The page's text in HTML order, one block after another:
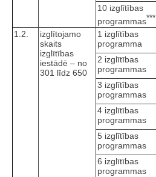
10 izglītības
programmas***
1.2.
izglītojamo
skaits
izglītības
iestādē – no
301 līdz 650
1 izglītības
programma
2 izglītības
programmas
3 izglītības
programmas
4 izglītības
programmas
5 izglītības
programmas
6 izglītības
programmas